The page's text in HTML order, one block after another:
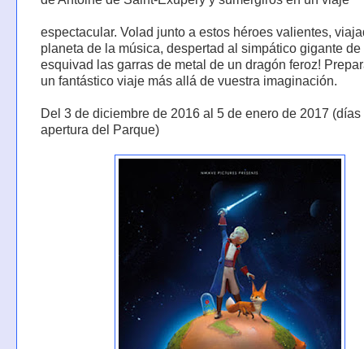
espectacular. Volad junto a estos héroes valientes,
planeta de la música, despertad al simpático gigante de
esquivad las garras de metal de un dragón feroz!
un fantástico viaje más allá de vuestra imaginación.
Del 3 de diciembre de 2016 al 5 de enero de 2017 (días
apertura del Parque)